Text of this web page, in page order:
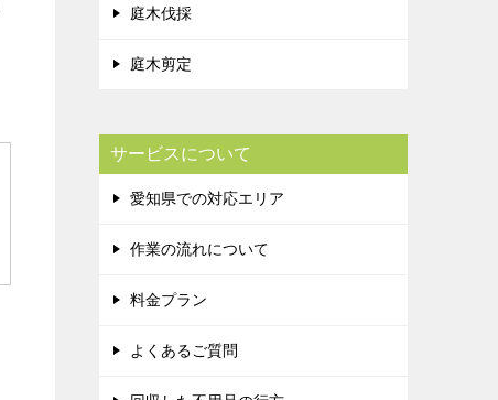
庭木伐採
庭木剪定
サービスについて
愛知県での対応エリア
作業の流れについて
料金プラン
よくあるご質問